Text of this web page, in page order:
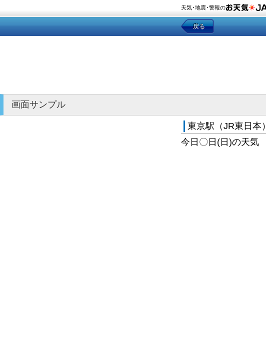
天気･地震･警報の
戻る
画面サンプル
東京駅（JR東日本）
今日〇日(日)の天気